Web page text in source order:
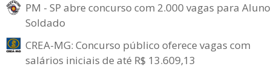
PM - SP abre concurso com 2.000 vagas para
Soldado
CREA-MG: Concurso público oferece vagas com
salários iniciais de até R$ 13.609,13